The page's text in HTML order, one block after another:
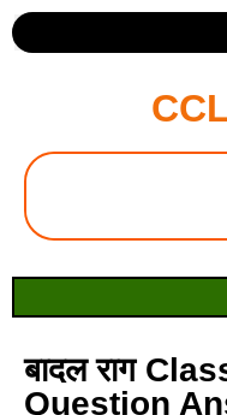
बादल राग
Question